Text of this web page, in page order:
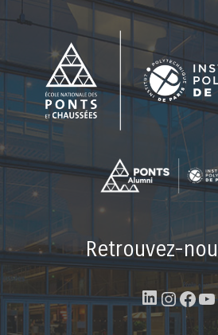
Retrouvez-